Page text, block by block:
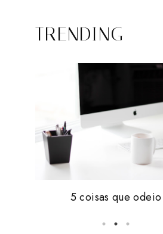
TRENDING
vale tudo.
5 coisas que odeio
Friday, i'm in love #16